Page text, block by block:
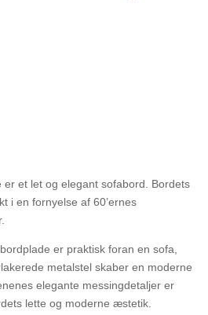
er et let og elegant sofabord. Bordets
i en fornyelse af 60’ernes
er praktisk foran en sofa,
metalstel skaber en moderne
elegante messingdetaljer er
lette og moderne æstetik.